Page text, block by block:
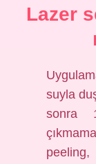
Lazer
suyla
sonra